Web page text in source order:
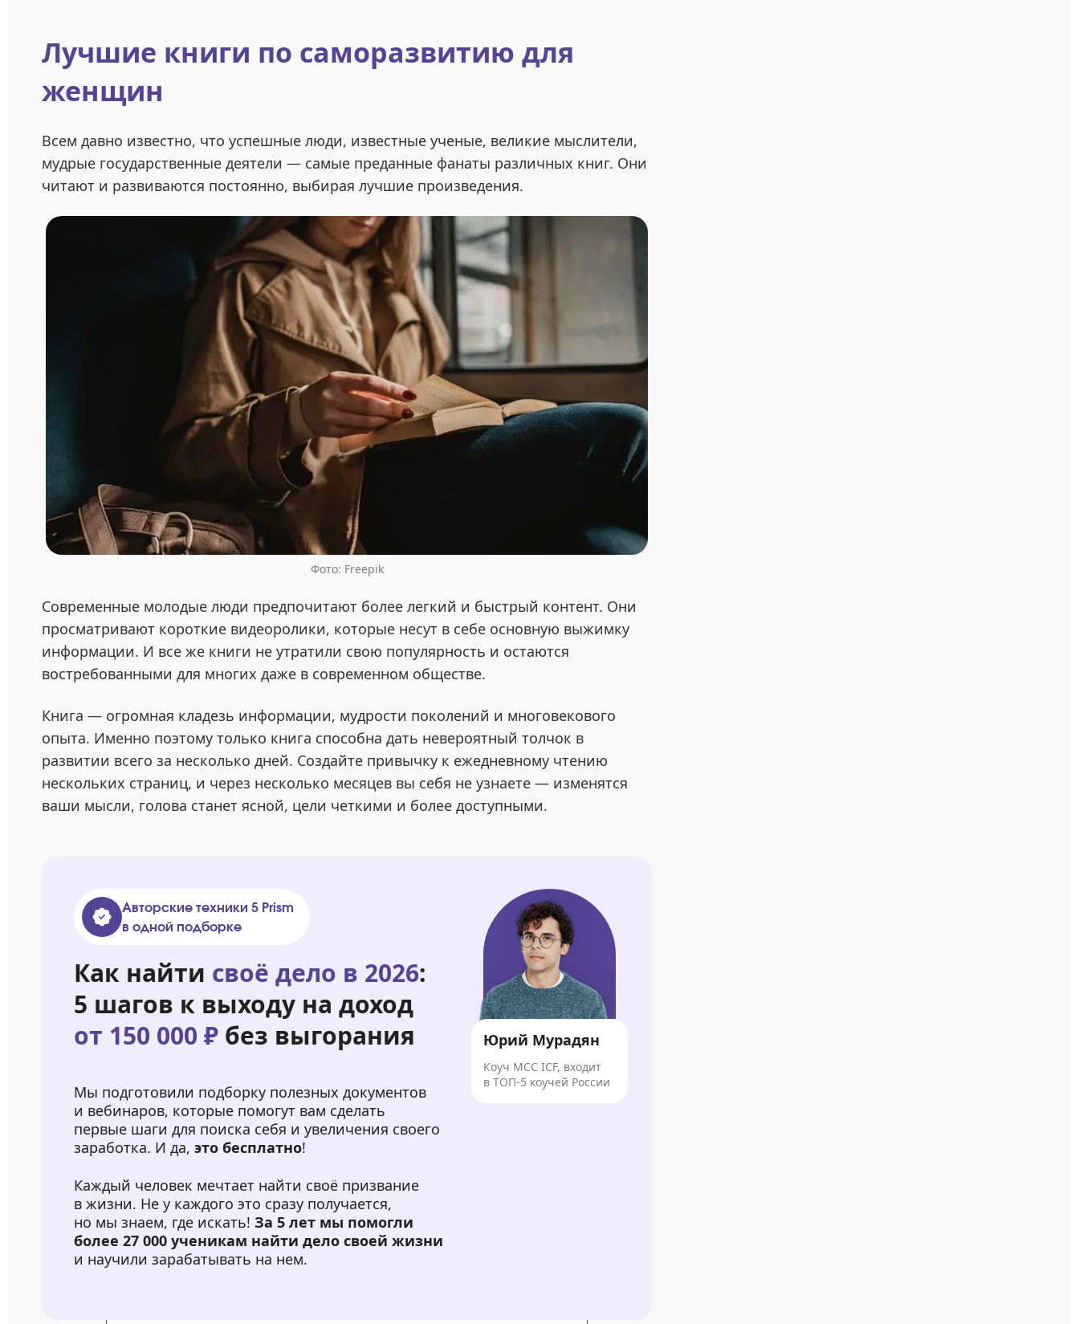
Лучшие книги по саморазвитию для
женщин
Всем давно известно, что успешные люди, известные ученые, великие мыслители,
мудрые государственные деятели — самые преданные фанаты различных книг. Они
читают и развиваются постоянно, выбирая лучшие произведения.
Фото: Freepik
Современные молодые люди предпочитают более легкий и быстрый контент. Они
просматривают короткие видеоролики, которые несут в себе основную выжимку
информации. И все же книги не утратили свою популярность и остаются
востребованными для многих даже в современном обществе.
Книга — огромная кладезь информации, мудрости поколений и многовекового
опыта. Именно поэтому только книга способна дать невероятный толчок в
развитии всего за несколько дней. Создайте привычку к ежедневному чтению
нескольких страниц, и через несколько месяцев вы себя не узнаете — изменятся
ваши мысли, голова станет ясной, цели четкими и более доступными.
Авторские техники 5 Prism
в одной подборке
Как найти своё дело в 2026:
5 шагов к выходу на доход
от 150 000 ₽ без выгорания
Мы подготовили подборку полезных документов
и вебинаров, которые помогут вам сделать
первые шаги для поиска себя и увеличения своего
заработка. И да, это бесплатно!
Каждый человек мечтает найти своё призвание
в жизни. Не у каждого это сразу получается,
но мы знаем, где искать! За 5 лет мы помогли
более 27 000 ученикам найти дело своей жизни
и научили зарабатывать на нем.
Юрий Мурадян
Коуч MCC ICF, входит
в ТОП-5 коучей России